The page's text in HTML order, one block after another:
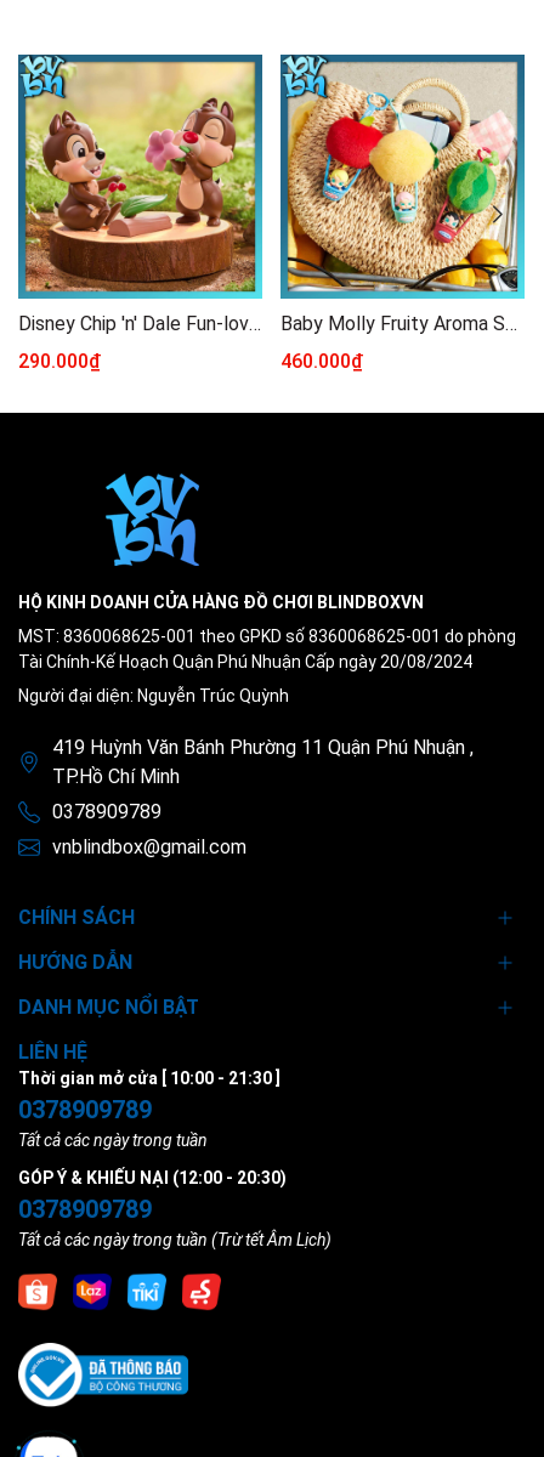
Disney Chip 'n' Dale Fun-loving Brothers Series Figure
290.000₫
Baby Molly Fruity Aroma Series - Sachet Pendant Blind Box
460.000₫
HỘ KINH DOANH CỬA HÀNG ĐỒ CHƠI BLINDBOXVN
MST: 8360068625-001 theo GPKD số 8360068625-001 do phòng
Tài Chính-Kế Hoạch Quận Phú Nhuận Cấp ngày 20/08/2024
Người đại diện: Nguyễn Trúc Quỳnh
419 Huỳnh Văn Bánh Phường 11 Quận Phú Nhuận ,
TP.Hồ Chí Minh
0378909789
vnblindbox@gmail.com
CHÍNH SÁCH
HƯỚNG DẪN
DANH MỤC NỔI BẬT
LIÊN HỆ
Thời gian mở cửa [ 10:00 - 21:30 ]
0378909789
Tất cả các ngày trong tuần
GÓP Ý & KHIẾU NẠI (12:00 - 20:30)
0378909789
Tất cả các ngày trong tuần (Trừ tết Âm Lịch)